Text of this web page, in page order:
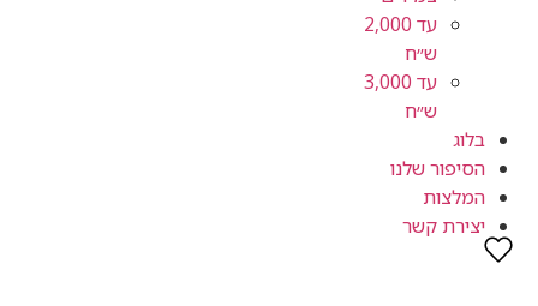
עד 2,000
ש״ח
עד 3,000
ש״ח
בלוג
הסיפור שלנו
המלצות
יצירת קשר